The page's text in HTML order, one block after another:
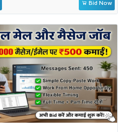
Bid Now